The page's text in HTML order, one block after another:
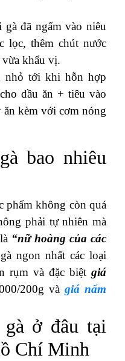
đã ngấm vào niêu
lọc, thêm chút nước
khẩu vị.
tới khi hỗn hợp
dầu ăn + tiêu vào
kèm với cơm nóng
bao nhiêu
phẩm không còn quá
phải tự nhiên mà
“nữ hoàng của các
ngon nhất các loại
rụm và đặc biệt giá
200g và giá nấm
ở đâu tại
Chí Minh